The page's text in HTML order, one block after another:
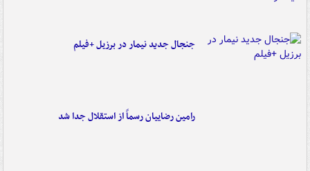
جنجال جدید نیمار در برزیل +فیلم
رامین رضاییان رسماً از استقلال جدا شد